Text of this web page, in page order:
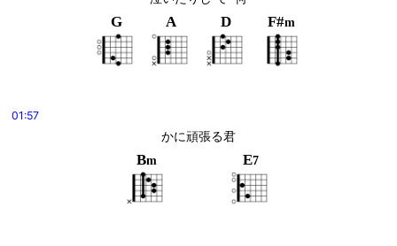
G A D F#m
01:57
かに頑張る君
Bm E7